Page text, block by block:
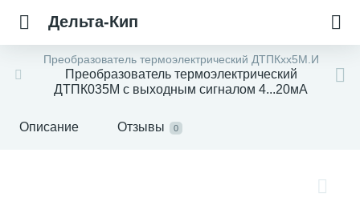
Дельта-Кип
Преобразователь термоэлектрический ДТПКхх5М.И
Преобразователь термоэлектрический
ДТПК035М с выходным сигналом 4...20мА
Описание Отзывы 0